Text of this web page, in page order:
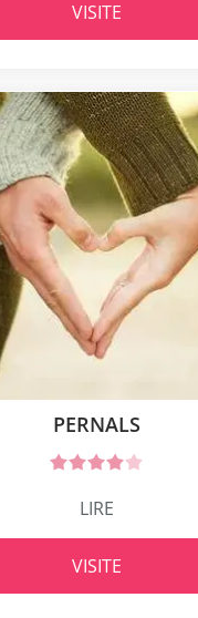
VISITE
PERNALS
LIRE
VISITE